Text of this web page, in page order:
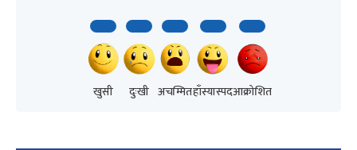
खुसी दुःखी अचम्मितहाँस्यास्पदआक्रोशित